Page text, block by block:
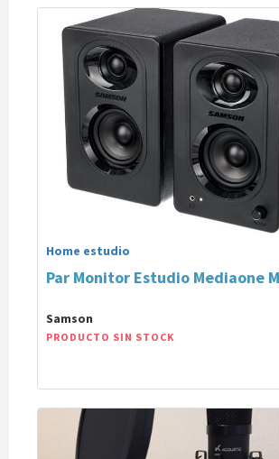
Home estudio
Par Monitor Estudio Mediaone
Samson
PRODUCTO SIN STOCK